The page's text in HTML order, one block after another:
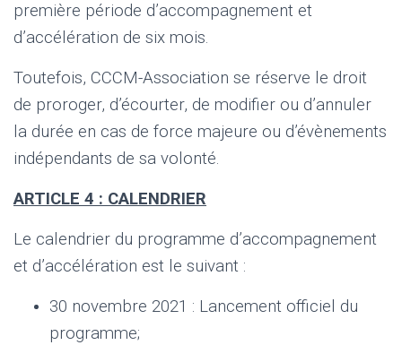
première période d’accompagnement et
d’accélération de six mois.
Toutefois, CCCM-Association se réserve le droit
de proroger, d’écourter, de modifier ou d’annuler
la durée en cas de force majeure ou d’évènements
indépendants de sa volonté.
ARTICLE 4 : CALENDRIER
Le calendrier du programme d’accompagnement
et d’accélération est le suivant :
30 novembre 2021 : Lancement officiel du
programme;